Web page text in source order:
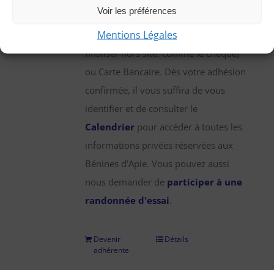
Voir les préférences
Mentions Légales
que vous pouvez régler par chèque,
virement bancaire (démarche à
finaliser hors site, comme le chèque)
ou Carte Bancaire. Dès votre adhésion
confirmée, il vous suffira de vous
identifier et de consulter le
Calendrier pour accéder à toutes les
informations privées réservées aux
Bénines d'Apie. Vous pouvez aussi
nous demander de participer à une
randonnée d'essai.
Devenir
adhérente
Détails